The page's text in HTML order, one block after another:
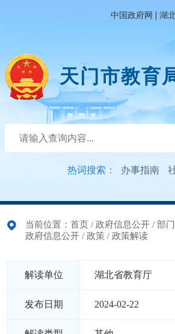
中国政府网 | 湖
天门市教育
热词搜索： 办事指南
当前位置： 首页 / 政府信息公开 / 部
政府信息公开 / 政策 / 政策解读
解读单位 湖北省教育厅
发布日期 2024-02-22